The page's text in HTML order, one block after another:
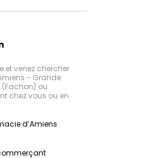
et venez chercher
- Grande
(Fachon) ou
chez vous ou en
d’Amiens